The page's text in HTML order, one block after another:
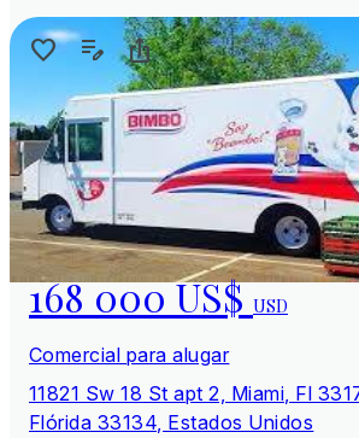
168 000 US$USD
Comercial para alugar
11821 Sw 18 St apt 2, Miami, Fl
Flórida 33134, Estados Unidos